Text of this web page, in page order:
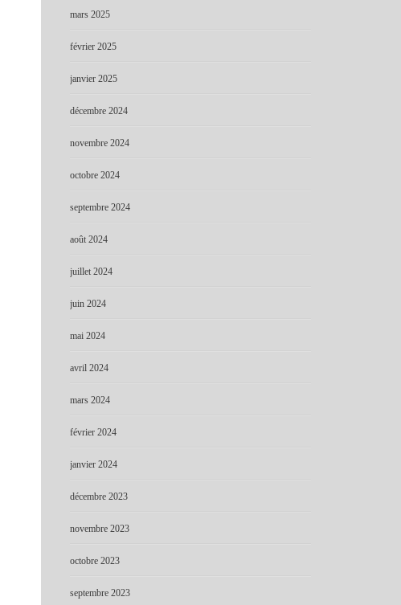
mars 2025
février 2025
janvier 2025
décembre 2024
novembre 2024
octobre 2024
septembre 2024
août 2024
juillet 2024
juin 2024
mai 2024
avril 2024
mars 2024
février 2024
janvier 2024
décembre 2023
novembre 2023
octobre 2023
septembre 2023